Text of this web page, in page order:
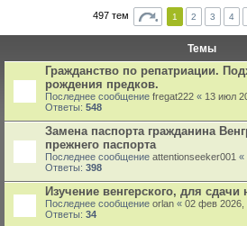
497 тем 1 2 3 4
Темы
Гражданство по репатриации.
рождения предков.
Последнее сообщение fregat222 « 13 июл
Ответы: 548
Замена паспорта гражданина
прежнего паспорта
Последнее сообщение attentionseeker001 «
Ответы: 398
Изучение венгерского, для сдачи
Последнее сообщение orlan « 02 фев 2026,
Ответы: 34